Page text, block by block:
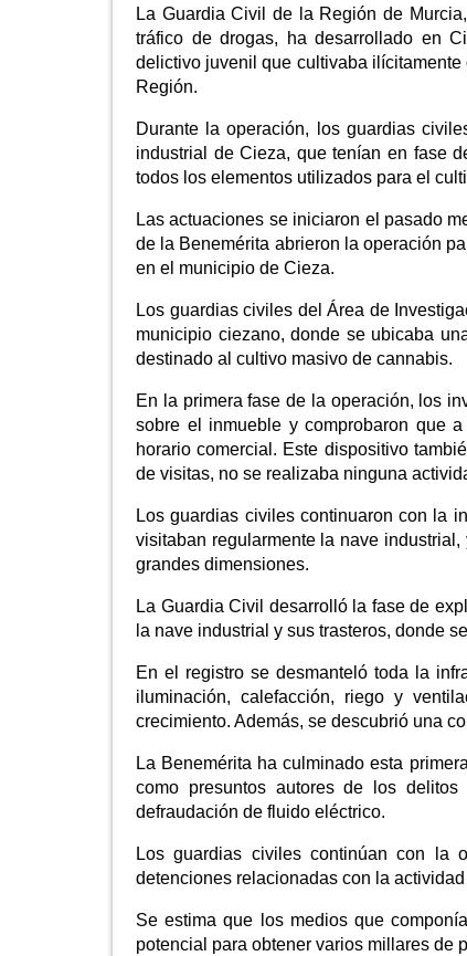
La Guardia Civil de la Región de
tráfico de drogas, ha desarrollado en
delictivo juvenil que cultivaba
Región.
Durante la operación, los guardias
industrial de Cieza, que tenían en fase
todos los elementos utilizados para el
Las actuaciones se iniciaron el pasado
de la Benemérita abrieron la operación
en el municipio de Cieza.
Los guardias civiles del Área de
municipio ciezano, donde se ubicaba
destinado al cultivo masivo de cannabis.
En la primera fase de la operación, los
sobre el inmueble y comprobaron que
horario comercial. Este dispositivo
de visitas, no se realizaba ninguna
Los guardias civiles continuaron con la
visitaban regularmente la nave
grandes dimensiones.
La Guardia Civil desarrolló la fase de
la nave industrial y sus trasteros, donde
En el registro se desmanteló toda la
iluminación, calefacción, riego y
crecimiento. Además, se descubrió una
La Benemérita ha culminado esta
como presuntos autores de los
defraudación de fluido eléctrico.
Los guardias civiles continúan con la
detenciones relacionadas con la
Se estima que los medios que
potencial para obtener varios millares de